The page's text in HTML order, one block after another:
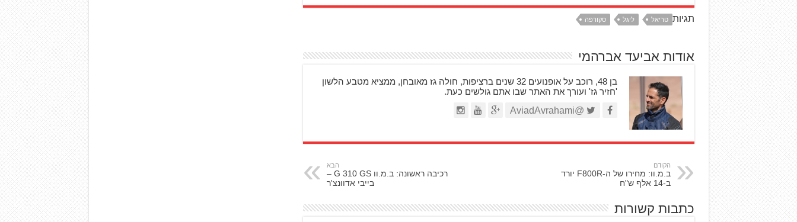
תגיות טריאל ליגל סקורפה
אודות אביעד אברהמי
בן 48, רוכב על אופנועים 32 שנים ברציפות, חולה גז מאובחן, ממציא מטבע הלשון
'חזיר גז' ועורך את האתר שבו אתם גולשים כעת.
@AviadAvrahami
הקודם
ב.מ.וו: מחירו של ה-F800R יורד
ב-14 אלף ש"ח
הבא
רכיבה ראשונה: ב.מ.וו G 310 GS –
בייבי אדוונצ'ר
כתבות קשורות